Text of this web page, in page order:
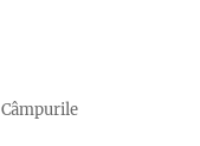
Câmpurile